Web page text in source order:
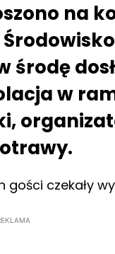
na
środę
w
czekały